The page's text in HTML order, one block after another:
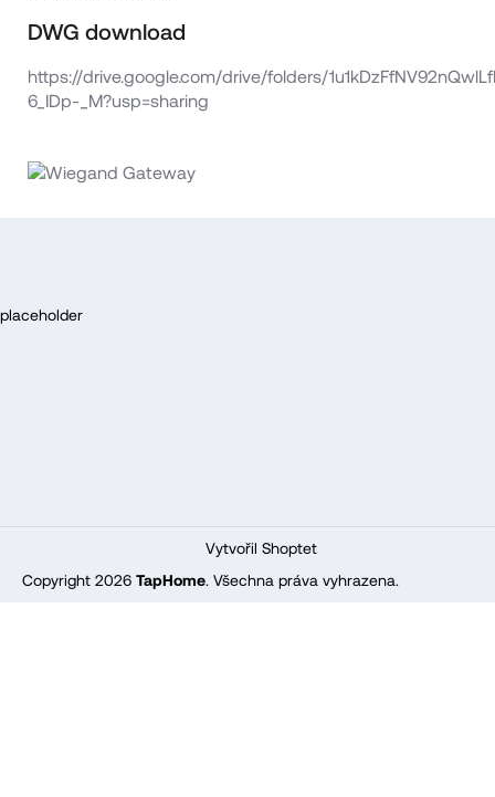
DWG download
https://drive.google.com/drive/folders/
6_IDp-_M?usp=sharing
á
p
placeholder
Vytvořil Shoptet
Copyright 2026 TapHome. Všechna práva vyhrazena.